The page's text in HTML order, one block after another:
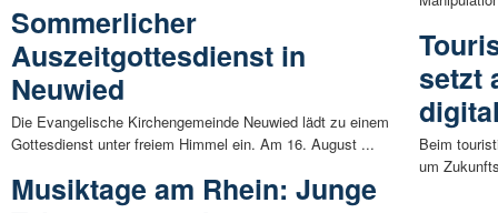
Sommerlicher
Auszeitgottesdienst in
Neuwied
Die Evangelische Kirchengemeinde Neuwied lädt zu einem
Gottesdienst unter freiem Himmel ein. Am 16. August ...
Musiktage am Rhein: Junge
setzt
Beim
um